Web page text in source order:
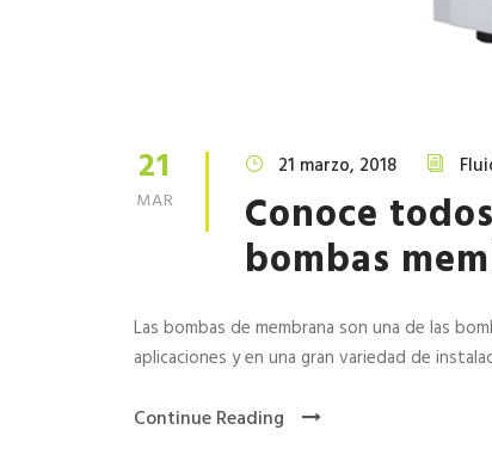
21
MAR
21 marzo, 2018
Conoce
bombas
Las bombas de membrana son una de las
aplicaciones y en una gran variedad de
Continue Reading